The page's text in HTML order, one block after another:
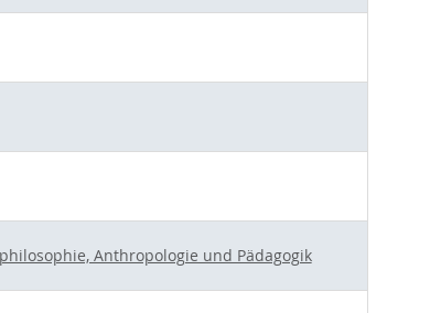
Anthropologie und Pädagogik